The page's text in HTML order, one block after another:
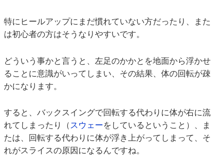
特にヒールアップにまだ慣れていない方だったり、また
は初心者の方はそうなりやすいです。
どういう事かと言うと、左足のかかとを地面から浮かせ
ることに意識がいってしまい、その結果、体の回転が疎
かになります。
すると、バックスイングで回転する代わりに体が右に流
れてしまったり（スウェーをしているということ）、ま
たは、回転する代わりに体が浮き上がってしまって、そ
れがスライスの原因になるんですね。